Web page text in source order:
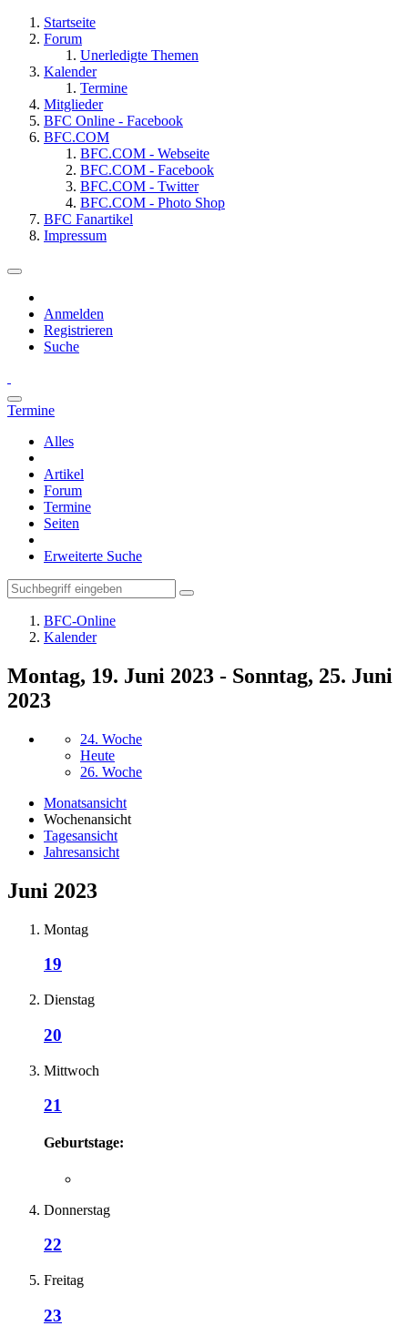
Startseite
Forum
Unerledigte Themen
Kalender
Termine
Mitglieder
BFC Online - Facebook
BFC.COM
BFC.COM - Webseite
BFC.COM - Facebook
BFC.COM - Twitter
BFC.COM - Photo Shop
BFC Fanartikel
Impressum
Anmelden
Registrieren
Suche
Termine
Alles
Artikel
Forum
Termine
Seiten
Erweiterte Suche
BFC-Online
Kalender
Montag, 19. Juni 2023 - Sonntag, 25. Juni
2023
24. Woche
Heute
26. Woche
Monatsansicht
Wochenansicht
Tagesansicht
Jahresansicht
Juni 2023
Montag
19
Dienstag
20
Mittwoch
21
Geburtstage:
Donnerstag
22
Freitag
23